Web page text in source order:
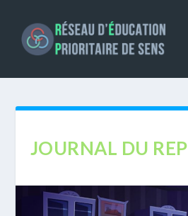
JOURNAL DU REP